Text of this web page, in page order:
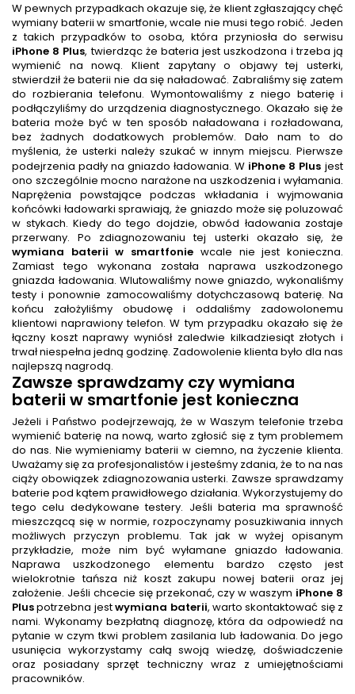
W pewnych przypadkach okazuje się, że klient zgłaszający chęć
wymiany baterii w smartfonie, wcale nie musi tego robić. Jeden
z takich przypadków to osoba, która przyniosła do serwisu
iPhone 8 Plus, twierdząc że bateria jest uszkodzona i trzeba ją
wymienić na nową. Klient zapytany o objawy tej usterki,
stwierdził że baterii nie da się naładować. Zabraliśmy się zatem
do rozbierania telefonu. Wymontowaliśmy z niego baterię i
podłączyliśmy do urządzenia diagnostycznego. Okazało się że
bateria może być w ten sposób naładowana i rozładowana,
bez żadnych dodatkowych problemów. Dało nam to do
myślenia, że usterki należy szukać w innym miejscu. Pierwsze
podejrzenia padły na gniazdo ładowania. W iPhone 8 Plus jest
ono szczególnie mocno narażone na uszkodzenia i wyłamania.
Naprężenia powstające podczas wkładania i wyjmowania
końcówki ładowarki sprawiają, że gniazdo może się poluzować
w stykach. Kiedy do tego dojdzie, obwód ładowania zostaje
przerwany. Po zdiagnozowaniu tej usterki okazało się, że
wymiana baterii w smartfonie wcale nie jest konieczna.
Zamiast tego wykonana została naprawa uszkodzonego
gniazda ładowania. Wlutowaliśmy nowe gniazdo, wykonaliśmy
testy i ponownie zamocowaliśmy dotychczasową baterię. Na
końcu założyliśmy obudowę i oddaliśmy zadowolonemu
klientowi naprawiony telefon. W tym przypadku okazało się że
łączny koszt naprawy wyniósł zaledwie kilkadziesiąt złotych i
trwał niespełna jedną godzinę. Zadowolenie klienta było dla nas
najlepszą nagrodą.
Zawsze sprawdzamy czy wymiana
baterii w smartfonie jest konieczna
Jeżeli i Państwo podejrzewają, że w Waszym telefonie trzeba
wymienić baterię na nową, warto zgłosić się z tym problemem
do nas. Nie wymieniamy baterii w ciemno, na życzenie klienta.
Uważamy się za profesjonalistów i jesteśmy zdania, że to na nas
ciąży obowiązek zdiagnozowania usterki. Zawsze sprawdzamy
baterie pod kątem prawidłowego działania. Wykorzystujemy do
tego celu dedykowane testery. Jeśli bateria ma sprawność
mieszczącą się w normie, rozpoczynamy posuzkiwania innych
możliwych przyczyn problemu. Tak jak w wyżej opisanym
przykładzie, może nim być wyłamane gniazdo ładowania.
Naprawa uszkodzonego elementu bardzo często jest
wielokrotnie tańsza niż koszt zakupu nowej baterii oraz jej
założenie. Jeśli chcecie się przekonać, czy w waszym iPhone 8
Pluspotrzebna jestwymiana baterii, warto skontaktować się z
nami. Wykonamy bezpłatną diagnozę, która da odpowiedź na
pytanie w czym tkwi problem zasilania lub ładowania. Do jego
usunięcia wykorzystamy całą swoją wiedzę, doświadczenie
oraz posiadany sprzęt techniczny wraz z umiejętnościami
pracowników.